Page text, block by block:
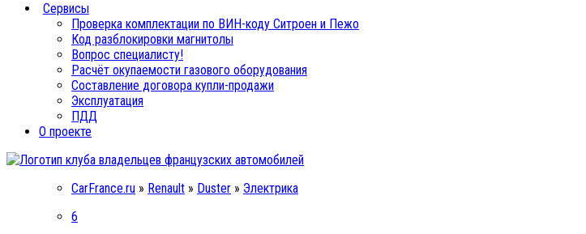
Сервисы
Проверка комплектации по ВИН-коду Ситроен и Пежо
Код разблокировки магнитолы
Вопрос специалисту!
Расчёт окупаемости газового оборудования
Составление договора купли-продажи
Эксплуатация
ПДД
О проекте
CarFrance.ru » Renault » Duster » Электрика
6